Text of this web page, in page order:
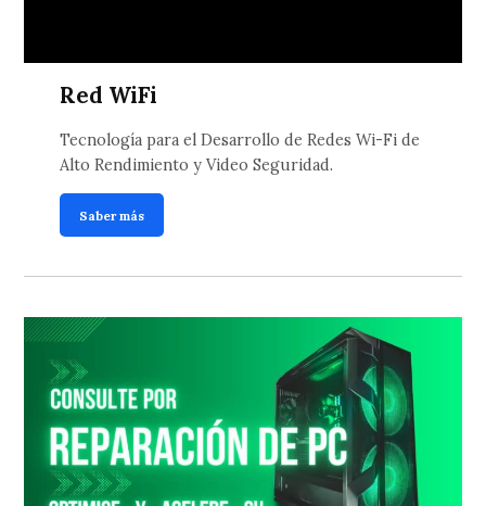
Red WiFi
Tecnología para el Desarrollo de Redes Wi-Fi de
Alto Rendimiento y Video Seguridad.
Saber más